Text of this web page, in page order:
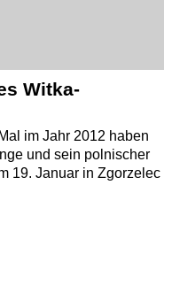
Witka-
im Jahr 2012 haben
und sein polnischer
19. Januar in Zgorzelec